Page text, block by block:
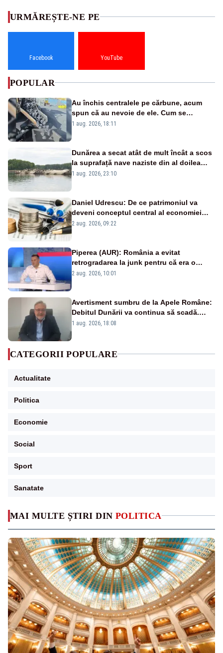
MAI MULTE ȘTIRI DIN POLITICA
URMĂREȘTE-NE PE
Facebook YouTube
POPULAR
Au închis centralele pe cărbune, acum
spun că au nevoie de ele. Cum se
pasează vina în plină criză energetică
1 aug. 2026, 18:11
Dunărea a secat atât de mult încât a scos
la suprafață nave naziste din al doilea
război mondial
1 aug. 2026, 23:10
Daniel Udrescu: De ce patrimoniul va
deveni conceptul central al economiei
viitoare?
2 aug. 2026, 09:22
Piperea (AUR): România a evitat
retrogradarea la junk pentru că era o
catastrofă pentru bănci și fondurile de
2 aug. 2026, 10:01
Avertisment sumbru de la Apele Române:
Debitul Dunării va continua să scadă.
Cernavodă s-ar putea închide în 4 zile
1 aug. 2026, 18:08
CATEGORII POPULARE
Actualitate
Politica
Economie
Social
Sport
Sanatate